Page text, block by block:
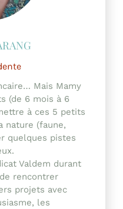
Mais Mamy
(de 6 mois à 6
à ces 5 petits
nature (faune,
quelques pistes
Valdem durant
rencontrer
projets avec
les